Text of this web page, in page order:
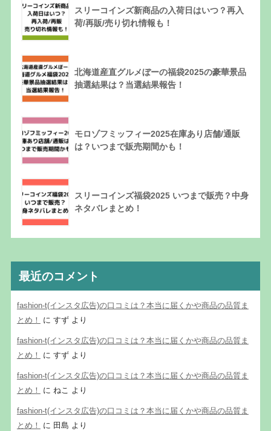
スリーコインズ新商品の入荷日はいつ？再入
荷/再販/売り切れ情報も！
北海道産直グルメぼーの福袋2025の豪華景品
抽選結果は？当選結果報告！
モロゾフミッフィー2025在庫あり店舗/通販
は？いつまで販売期間かも！
スリーコインズ福袋2025 いつまで販売？中身
ネタバレまとめ！
最近のコメント
fashion-t(インスタ広告)の口コミは？本当に届くかや商品の品質ま
とめ！
に すずより
fashion-t(インスタ広告)の口コミは？本当に届くかや商品の品質ま
とめ！
に すずより
fashion-t(インスタ広告)の口コミは？本当に届くかや商品の品質ま
とめ！
に ねこ より
fashion-t(インスタ広告)の口コミは？本当に届くかや商品の品質ま
とめ！
に 田島 より